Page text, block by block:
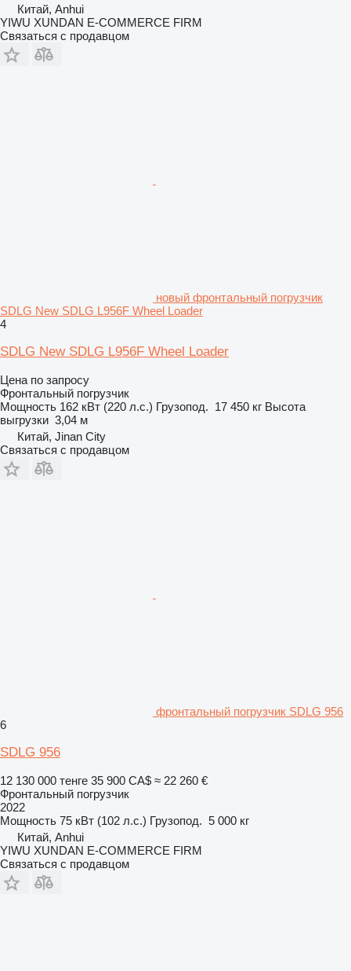
Китай, Anhui
YIWU XUNDAN E-COMMERCE FIRM
Связаться с продавцом
новый фронтальный погрузчик
SDLG New SDLG L956F Wheel Loader
4
SDLG New SDLG L956F Wheel Loader
Цена по запросу
Фронтальный погрузчик
Мощность 162 кВт (220 л.с.) Грузопод. 17 450 кг Высота
выгрузки 3,04 м
Китай, Jinan City
Связаться с продавцом
фронтальный погрузчик SDLG 956
6
SDLG 956
12 130 000 тенге 35 900 CA$ ≈ 22 260 €
Фронтальный погрузчик
2022
Мощность 75 кВт (102 л.с.) Грузопод. 5 000 кг
Китай, Anhui
YIWU XUNDAN E-COMMERCE FIRM
Связаться с продавцом